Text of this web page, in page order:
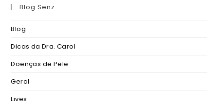
Blog Senz
Blog
Dicas da Dra. Carol
Doenças de Pele
Geral
Lives